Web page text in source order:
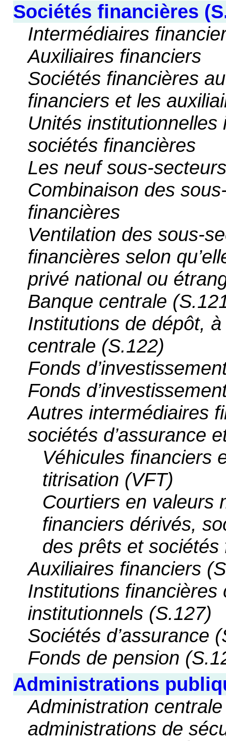
Sociétés financières
Intermédiaires
Auxiliaires financiers
Sociétés financières
financiers et les
Unités
sociétés financières
Les neuf sous-
Combinaison des
financières
Ventilation des sous-
financières selon
privé national ou
Banque centrale
Institutions de dépôt,
centrale (S.122)
Fonds
Fonds
Autres intermédiaires
sociétés d’assurance
Véhicules financiers
titrisation (VFT)
Courtiers en valeurs
financiers dérivés,
des prêts et
Auxiliaires financiers
Institutions
institutionnels (S.127)
Sociétés d’assurance
Fonds de pension
Administrations
Administration
administrations de